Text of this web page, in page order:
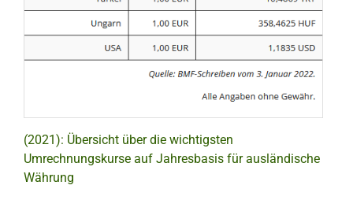
(2021): Übersicht über die wichtigsten
Umrechnungskurse auf Jahresbasis für ausländische
Währung